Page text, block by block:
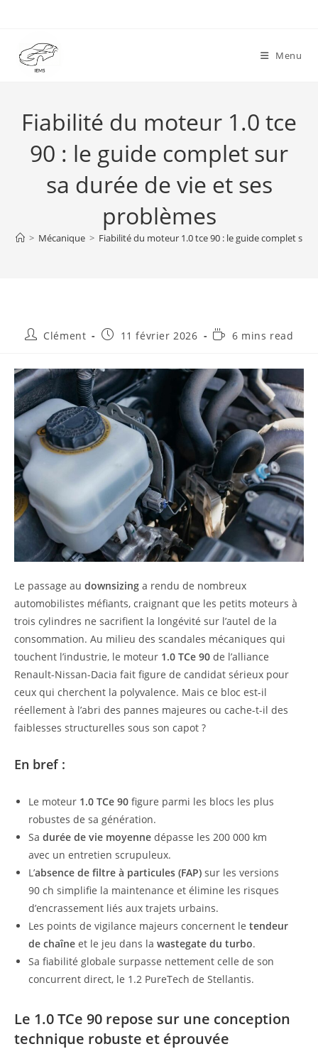
content
Menu
Fiabilité du moteur 1.0 tce
90 : le guide complet sur
sa durée de vie et ses
problèmes
> Mécanique > Fiabilité du moteur 1.0 tce 90 : le guide complet sur
Auteur/autrice
publication :
Clément
Publication
11 février 2026
Temps6 mins read
Le passage au downsizing a rendu de nombreux
automobilistes méfiants, craignant que les petits moteurs à
trois cylindres ne sacrifient la longévité sur l’autel de la
consommation. Au milieu des scandales mécaniques qui
touchent l’industrie, le moteur 1.0 TCe 90 de l’alliance
Renault-Nissan-Dacia fait figure de candidat sérieux pour
ceux qui cherchent la polyvalence. Mais ce bloc est-il
réellement à l’abri des pannes majeures ou cache-t-il des
faiblesses structurelles sous son capot ?
En bref :
Le moteur 1.0 TCe 90 figure parmi les blocs les plus
robustes de sa génération.
Sa durée de vie moyenne dépasse les 200 000 km
avec un entretien scrupuleux.
L’absence de filtre à particules (FAP) sur les versions
90 ch simplifie la maintenance et élimine les risques
d’encrassement liés aux trajets urbains.
Les points de vigilance majeurs concernent le tendeur
de chaîne et le jeu dans la wastegate du turbo.
Sa fiabilité globale surpasse nettement celle de son
concurrent direct, le 1.2 PureTech de Stellantis.
Le 1.0 TCe 90 repose sur une conception
technique robuste et éprouvée